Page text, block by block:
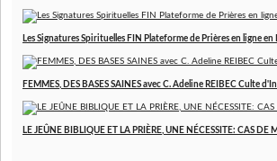
Les Signatures Spirituelles FIN Plateforme de Prières en ligne
FEMMES, DES BASES SAINES avec C. Adeline REIBEC Culte
LE JEÛNE BIBLIQUE ET LA PRIÈRE, UNE NÉCESSITE: CAS